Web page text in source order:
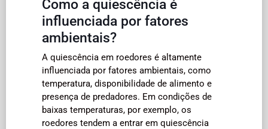
Como a quiescência é
influenciada por fatores
ambientais?
A quiescência em roedores é altamente
influenciada por fatores ambientais, como
temperatura, disponibilidade de alimento e
presença de predadores. Em condições de
baixas temperaturas, por exemplo, os
roedores tendem a entrar em quiescência